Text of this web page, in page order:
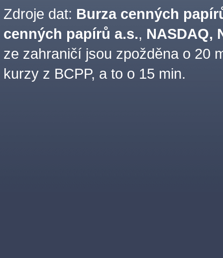
Zdroje dat: Burza cenných
cenných papírů a.s., NASDAQ,
ze zahraničí jsou zpožděna o 20
kurzy z BCPP, a to o 15 min.